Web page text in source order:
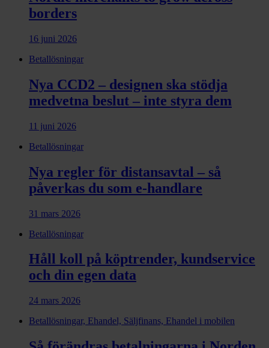
borders
16 juni 2026
Betallösningar
Nya CCD2 – designen ska stödja
medvetna beslut – inte styra dem
11 juni 2026
Betallösningar
Nya regler för distansavtal – så
påverkas du som e-handlare
31 mars 2026
Betallösningar
Håll koll på köptrender, kundservice
och din egen data
24 mars 2026
Betallösningar, Ehandel, Säljfinans, Ehandel i mobilen